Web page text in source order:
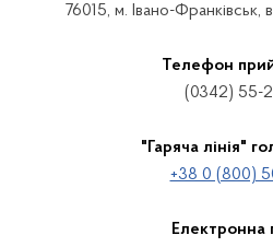
76015, м. Івано-Франківськ,
Телефон
(0342) 55-
"Гаряча лінія"
+38 0 (800)
Електронна